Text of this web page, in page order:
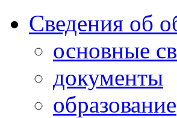
Сведения об
основные
документы
образование